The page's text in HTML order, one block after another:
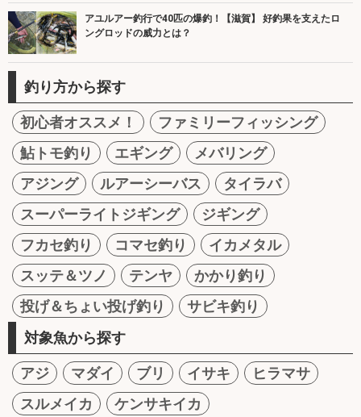
アユルアー釣行で40匹の爆釣！【滋賀】 好釣果を支えたロ
ングロッドの威力とは？
釣り方から探す
初心者オススメ！
ファミリーフィッシング
鮎トモ釣り
エギング
メバリング
アジング
ルアーシーバス
タイラバ
スーパーライトジギング
ジギング
フカセ釣り
コマセ釣り
イカメタル
スッテ＆ツノ
テンヤ
かかり釣り
投げ＆ちょい投げ釣り
サビキ釣り
対象魚から探す
アジ マダイ ブリ イサキ
ヒラマサ
スルメイカ
ケンサキイカ